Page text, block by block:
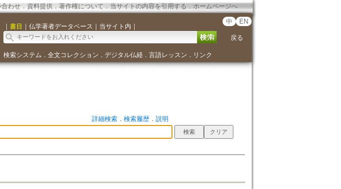
合わせ． 資料提供． 著作権について．当サイトの内容を引用する ． ホームページへ
｜ 書目 ｜ 仏学著者データベース ｜ 当サイト内 ｜
中 EN
戻る
検索システム ． 全文コレクション ． デジタル仏経． 言語レッスン ． リンク
詳細検索． 検索履歴． 説明